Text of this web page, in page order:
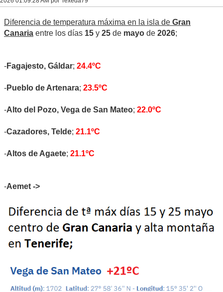
Diferencia de temperatura máxima en la isla de Gran
Canaria entre los días 15 y 25 de mayo de 2026;
-Fagajesto, Gáldar; 24.4ºC
-Pueblo de Artenara; 23.5ºC
-Alto del Pozo, Vega de San Mateo; 22.0ºC
-Cazadores, Telde; 21.1ºC
-Altos de Agaete; 21.1ºC
-Aemet ->